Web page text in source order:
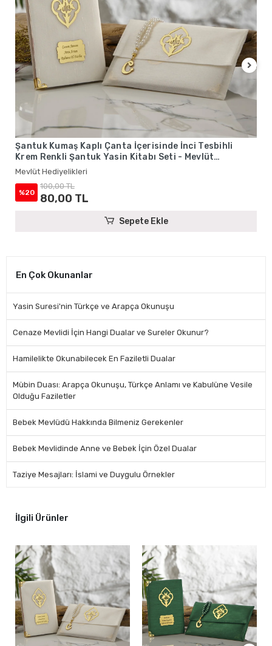
Şantuk Kumaş Kaplı Çanta İçerisinde İnci Tesbihli
Krem Renkli Şantuk Yasin Kitabı Seti - Mevlüt
Hediyelikleri
Mevlüt Hediyelikleri
%20
100,00 TL
80,00 TL
Sepete Ekle
En Çok Okunanlar
Yasin Suresi'nin Türkçe ve Arapça Okunuşu
Cenaze Mevlidi İçin Hangi Dualar ve Sureler Okunur?
Hamilelikte Okunabilecek En Faziletli Dualar
Mübin Duası: Arapça Okunuşu, Türkçe Anlamı ve Kabulüne Vesile
Olduğu Faziletler
Bebek Mevlüdü Hakkında Bilmeniz Gerekenler
Bebek Mevlidinde Anne ve Bebek İçin Özel Dualar
Taziye Mesajları: İslami ve Duygulu Örnekler
İlgili Ürünler